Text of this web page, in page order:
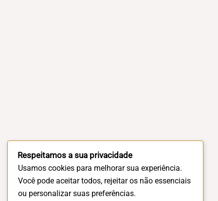
Respeitamos a sua privacidade
Usamos cookies para melhorar sua experiência.
Você pode aceitar todos, rejeitar os não essenciais
ou personalizar suas preferências.